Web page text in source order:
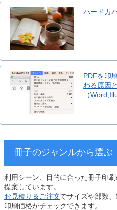
ハードカ
PDFを印
わる原因
（
冊子のジャンルから選ぶ
利用シーン、目的に合った冊子印
提案しています。
お見積り＆ご注文でサイズや部数
印刷価格がチェックできます。